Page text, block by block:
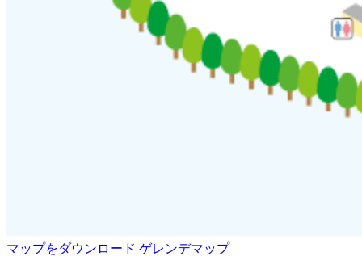
マップをダウンロード ゲレンデマップ